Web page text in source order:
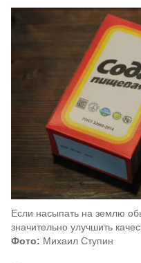
Если насыпать на землю
значительно улучшить
Фото: Михаил Ступин